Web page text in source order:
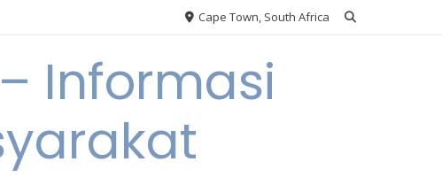
Cape Town, South Africa
– Informasi